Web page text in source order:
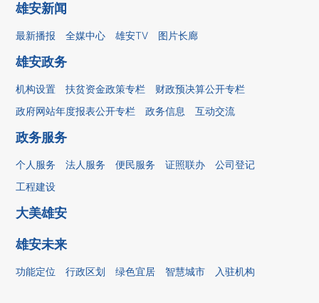
雄安新闻
最新播报 全媒中心 雄安TV 图片长廊
雄安政务
机构设置 扶贫资金政策专栏
财政预决算公开专栏
政府网站年度报表公开专栏
政务信息 互动交流
政务服务
个人服务 法人服务 便民服务 证照联办
公司登记
工程建设
大美雄安
雄安未来
功能定位 行政区划 绿色宜居 智慧城市 入驻机构